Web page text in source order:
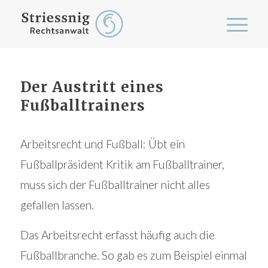
Der Austritt eines
Fußballtrainers
Arbeitsrecht und Fußball: Übt ein
Fußballpräsident Kritik am Fußballtrainer,
muss sich der Fußballtrainer nicht alles
gefallen lassen.
Das Arbeitsrecht erfasst häufig auch die
Fußballbranche. So gab es zum Beispiel einmal